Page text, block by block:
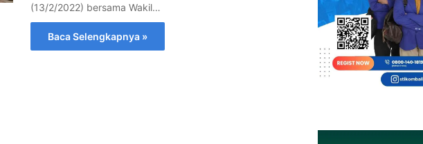
(13/2/2022) bersama Wakil…
Baca Selengkapnya »